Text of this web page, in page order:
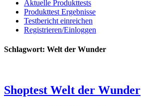
Aktuelle Produkttests
Produkttest Ergebnisse
Testbericht einreichen
Registrieren/Einloggen
Schlagwort: Welt der Wunder
Shoptest Welt der Wunder